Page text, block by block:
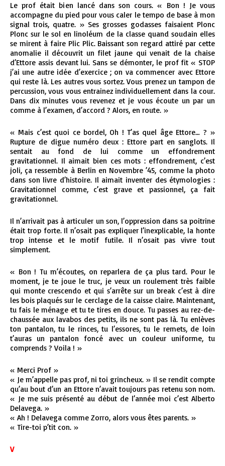
Le prof était bien lancé dans son cours. « Bon ! Je vous
accompagne du pied pour vous caler le tempo de base à mon
signal trois, quatre. » Ses grosses godasses faisaient Plonc
Plonc sur le sol en linoléum de la classe quand soudain elles
se mirent à faire Plic Plic. Baissant son regard attiré par cette
anomalie il découvrit un filet jaune qui venait de la chaise
d’Ettore assis devant lui. Sans se démonter, le prof fit « STOP
j’ai une autre idée d’exercice ; on va commencer avec Ettore
qui reste là. Les autres vous sortez. Vous prenez un tampon de
percussion, vous vous entrainez individuellement dans la cour.
Dans dix minutes vous revenez et je vous écoute un par un
comme à l’examen, d’accord ? Alors, en route. »
« Mais c’est quoi ce bordel, Oh ! T’as quel âge Ettore… ? »
Rupture de digue numéro deux : Ettore part en sanglots. Il
sentait au fond de lui comme un effondrement
gravitationnel. Il aimait bien ces mots : effondrement, c’est
joli, ça ressemble à Berlin en Novembre ’45, comme la photo
dans son livre d’histoire. Il aimait inventer des étymologies :
Gravitationnel comme, c’est grave et passionnel, ça fait
gravitationnel.
Il n’arrivait pas à articuler un son, l’oppression dans sa poitrine
était trop forte. Il n’osait pas expliquer l’inexplicable, la honte
trop intense et le motif futile. Il n’osait pas vivre tout
simplement.
« Bon ! Tu m’écoutes, on reparlera de ça plus tard. Pour le
moment, je te joue le truc, je veux un roulement très faible
qui monte crescendo et qui s’arrête sur un break c’est à dire
les bois plaqués sur le cerclage de la caisse claire. Maintenant,
tu fais le ménage et tu te tires en douce. Tu passes au rez-de-
chaussée aux lavabos des petits, ils ne sont pas là. Tu enlèves
ton pantalon, tu le rinces, tu l’essores, tu le remets, de loin
t’auras un pantalon foncé avec un couleur uniforme, tu
comprends ? Voila ! »
« Merci Prof »
« Je m’appelle pas prof, ni toi grincheux. » Il se rendit compte
qu’au bout d’un an Ettore n’avait toujours pas retenu son nom.
« Je me suis présenté au début de l’année moi c’est Alberto
Delavega. »
« Ah ! Delavega comme Zorro, alors vous êtes parents. »
« Tire-toi p’tit con. »
V